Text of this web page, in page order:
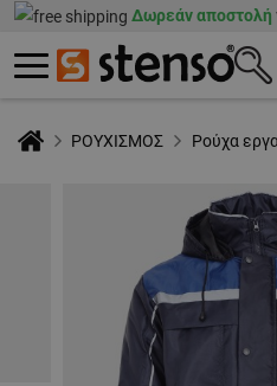
Δωρεάν αποστολή
ΡΟΥΧΙΣΜΟΣ Ρούχα